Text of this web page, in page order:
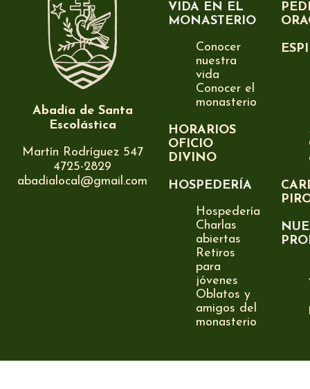
Abadía de Santa
Escolástica
Martín Rodríguez 547
4725-2829
abadialocal@gmail.com
VIDA EN EL
MONASTERIO
Conocer
nuestra
vida
Conocer el
monasterio
HORARIOS
OFICIO
DIVINO
HOSPEDERÍA
Hospedería
Charlas
abiertas
Retiros
para
jóvenes
Oblatos y
amigos del
monasterio